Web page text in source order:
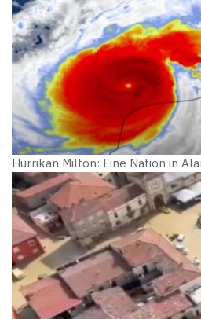
Hurrikan Milton: Eine Nation in